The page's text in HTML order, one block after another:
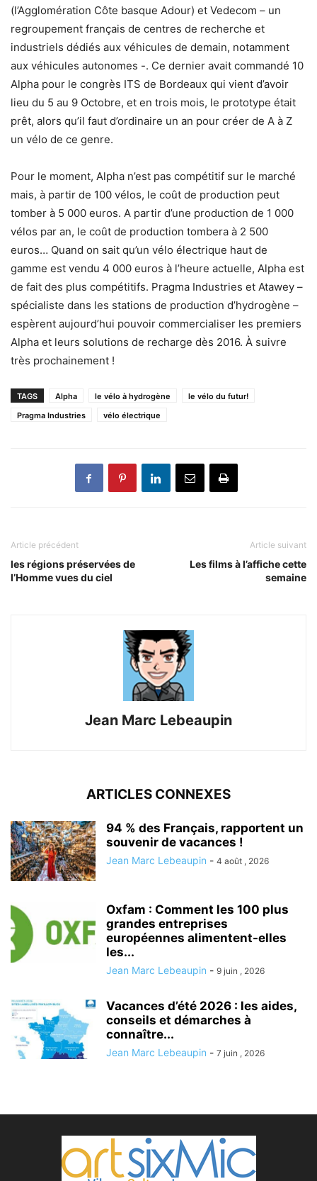
(l’Agglomération Côte basque Adour) et Vedecom – un
regroupement français de centres de recherche et
industriels dédiés aux véhicules de demain, notamment
aux véhicules autonomes -. Ce dernier avait commandé 10
Alpha pour le congrès ITS de Bordeaux qui vient d’avoir
lieu du 5 au 9 Octobre, et en trois mois, le prototype était
prêt, alors qu’il faut d’ordinaire un an pour créer de A à Z
un vélo de ce genre.
Pour le moment, Alpha n’est pas compétitif sur le marché
mais, à partir de 100 vélos, le coût de production peut
tomber à 5 000 euros. A partir d’une production de 1 000
vélos par an, le coût de production tombera à 2 500
euros… Quand on sait qu’un vélo électrique haut de
gamme est vendu 4 000 euros à l’heure actuelle, Alpha est
de fait des plus compétitifs. Pragma Industries et Atawey –
spécialiste dans les stations de production d’hydrogène –
espèrent aujourd’hui pouvoir commercialiser les premiers
Alpha et leurs solutions de recharge dès 2016. À suivre
très prochainement !
TAGS Alpha le vélo à hydrogène
le vélo du futur!
Pragma Industries
vélo électrique
Article précédent
les régions préservées de
l’Homme vues du ciel
Article suivant
Les films à l’affiche cette
semaine
Jean Marc Lebeaupin
ARTICLES CONNEXES
94 % des Français, rapportent un
souvenir de vacances !
Jean Marc Lebeaupin - 4 août , 2026
Oxfam : Comment les 100 plus
grandes entreprises
européennes alimentent-elles
les...
Jean Marc Lebeaupin - 9 juin , 2026
Vacances d’été 2026 : les aides,
conseils et démarches à
connaître...
Jean Marc Lebeaupin - 7 juin , 2026